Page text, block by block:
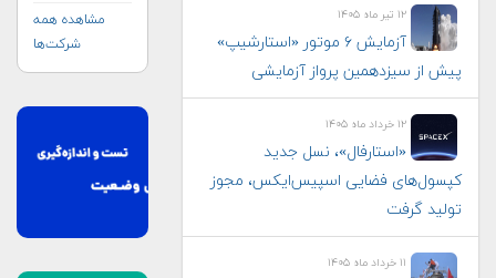
۱۲ تیر ماه ۱۴۰۵
آزمایش ۶ موتور «استارشیپ»
پیش از سیزدهمین پرواز آزمایشی
۱۲ خرداد ماه ۱۴۰۵
«استارفال»، نسل جدید
کپسول‌های فضایی اسپیس‌ایکس، مجوز
تولید گرفت
۱۱ خرداد ماه ۱۴۰۵
مشاهده همه
شرکت‌ها